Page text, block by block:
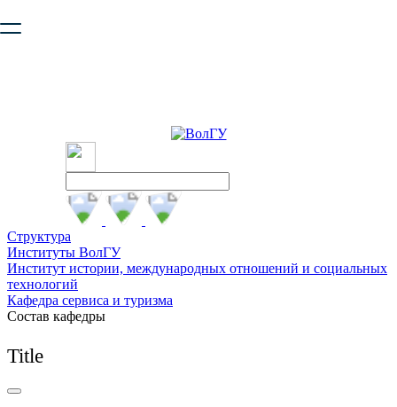
безопасную работу с сайтом. Пожалуйста
Структура
Институты ВолГУ
Институт истории, международных отношений и социальных
технологий
Кафедра сервиса и туризма
Состав кафедры
Title